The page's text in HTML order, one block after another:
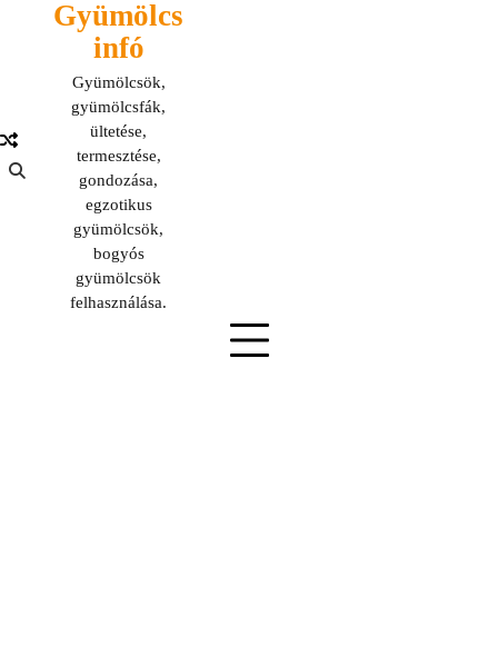
Gyümölcs
infó
Gyümölcsök,
gyümölcsfák,
ültetése,
termesztése,
gondozása,
egzotikus
gyümölcsök,
bogyós
gyümölcsök
felhasználása.